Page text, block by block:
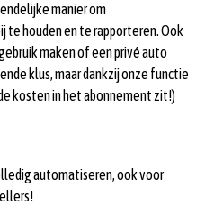
manier om
houden en te rapporteren. Ook
maken of een privé auto
klus, maar dankzij onze functie
kosten in het abonnement zit!)
automatiseren, ook voor